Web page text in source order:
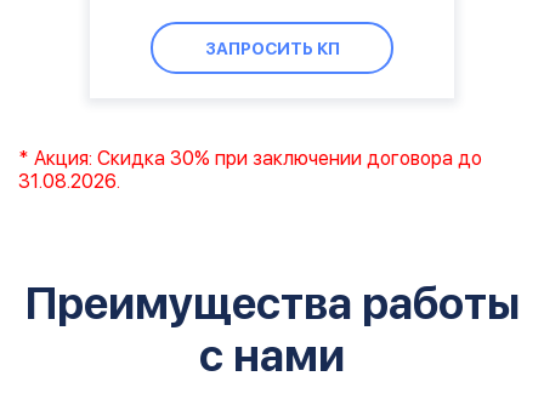
ЗАПРОСИТЬ КП
* Акция: Скидка 30% при заключении договора до
31.08.2026.
Преимущества работы
с нами